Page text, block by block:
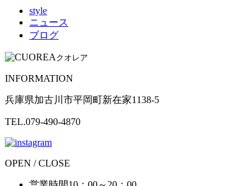
style
ニュース
ブログ
クオレア
INFORMATION
兵庫県加古川市平岡町新在家1138-5
TEL.079-490-4870
OPEN / CLOSE